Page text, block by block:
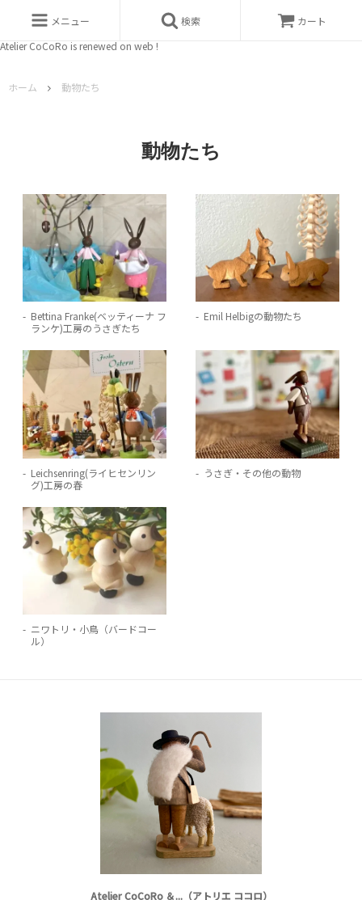
Atelier CoCoRo is renewed on web !
メニュー 検索 カート
ホーム 動物たち
動物たち
Bettina Franke(ベッティーナ フ
ランケ)工房のうさぎたち
Emil Helbigの動物たち
Leichsenring(ライヒセンリン
グ)工房の春
うさぎ・その他の動物
ニワトリ・小鳥（バードコー
ル）
Atelier CoCoRo ＆...（アトリエ ココロ）